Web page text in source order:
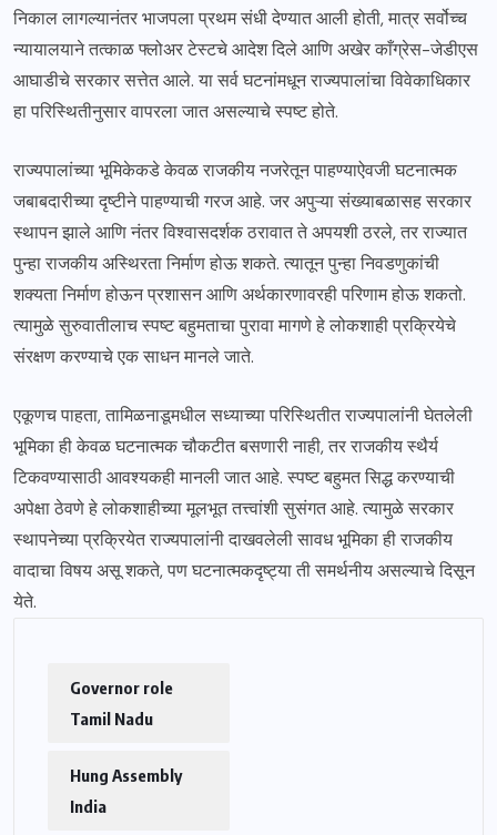
निकाल लागल्यानंतर भाजपला प्रथम संधी देण्यात आली होती, मात्र सर्वोच्च
न्यायालयाने तत्काळ फ्लोअर टेस्टचे आदेश दिले आणि अखेर काँग्रेस-जेडीएस
आघाडीचे सरकार सत्तेत आले. या सर्व घटनांमधून राज्यपालांचा विवेकाधिकार
हा परिस्थितीनुसार वापरला जात असल्याचे स्पष्ट होते.
राज्यपालांच्या भूमिकेकडे केवळ राजकीय नजरेतून पाहण्याऐवजी घटनात्मक
जबाबदारीच्या दृष्टीने पाहण्याची गरज आहे. जर अपुऱ्या संख्याबळासह सरकार
स्थापन झाले आणि नंतर विश्वासदर्शक ठरावात ते अपयशी ठरले, तर राज्यात
पुन्हा राजकीय अस्थिरता निर्माण होऊ शकते. त्यातून पुन्हा निवडणुकांची
शक्यता निर्माण होऊन प्रशासन आणि अर्थकारणावरही परिणाम होऊ शकतो.
त्यामुळे सुरुवातीलाच स्पष्ट बहुमताचा पुरावा मागणे हे लोकशाही प्रक्रियेचे
संरक्षण करण्याचे एक साधन मानले जाते.
एकूणच पाहता, तामिळनाडूमधील सध्याच्या परिस्थितीत राज्यपालांनी घेतलेली
भूमिका ही केवळ घटनात्मक चौकटीत बसणारी नाही, तर राजकीय स्थैर्य
टिकवण्यासाठी आवश्यकही मानली जात आहे. स्पष्ट बहुमत सिद्ध करण्याची
अपेक्षा ठेवणे हे लोकशाहीच्या मूलभूत तत्त्वांशी सुसंगत आहे. त्यामुळे सरकार
स्थापनेच्या प्रक्रियेत राज्यपालांनी दाखवलेली सावध भूमिका ही राजकीय
वादाचा विषय असू शकते, पण घटनात्मकदृष्ट्या ती समर्थनीय असल्याचे दिसून
येते.
Governor role
Tamil Nadu
Hung Assembly
India